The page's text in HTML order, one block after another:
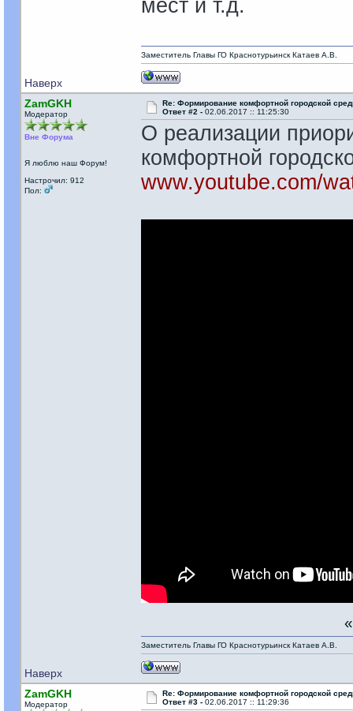
мест и т.д.
Наверх
Заместитель Главы ГО Краснотурьинск Катаев А.В.
ZamGKH
Модератор
Вне Форума
Я люблю наш Форум!
Настрочил: 912
Пол:
Re: Формирование комфортной городской
Ответ #2 - 02.06.2017 :: 11:25:30
О реализации
комфортной
www.youtube.com/
Наверх
Заместитель Главы ГО Краснотурьинск Катаев А.В.
ZamGKH
Модератор
Re: Формирование комфортной городской
Ответ #3 - 02.06.2017 :: 11:29:36